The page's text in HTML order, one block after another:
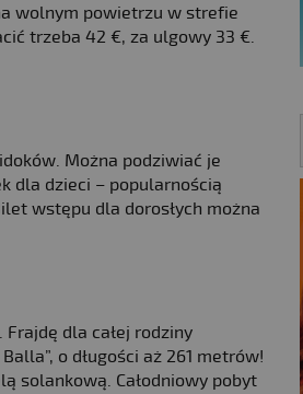
wolnym powietrzu w strefie
trzeba 42 €, za ulgowy 33 €.
Można podziwiać je
dla dzieci – popularnością
wstępu dla dorosłych można
dla całej rodziny
o długości aż 261 metrów!
solankową. Całodniowy pobyt